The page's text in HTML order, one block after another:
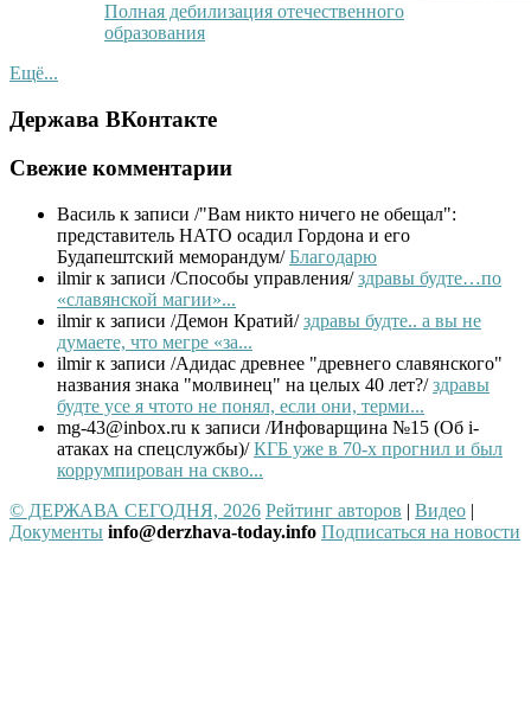
Полная дебилизация отечественного
образования
Ещё...
Держава ВКонтакте
Свежие комментарии
Василь к записи /"Вам никто ничего не обещал":
представитель НАТО осадил Гордона и его
Будапештский меморандум/Благодарю
ilmirк записи /Способы управления/здравы будте…по
«славянской магии»...
ilmirк записи /Демон Кратий/здравы будте.. а вы не
думаете, что мегре «за...
ilmirк записи /Адидас древнее "древнего славянского"
названия знака "молвинец" на целых 40 лет?/здравы
будте усе я чтото не понял, если они, терми...
mg-43@inbox.ru к записи /Инфоварщина №15 (Об i-
атаках на спецслужбы)/КГБ уже в 70-х прогнил и был
коррумпирован на скво...
© ДЕРЖАВА СЕГОДНЯ, 2026 Рейтинг авторов | Видео |
Документы info@derzhava-today.info Подписаться на новости